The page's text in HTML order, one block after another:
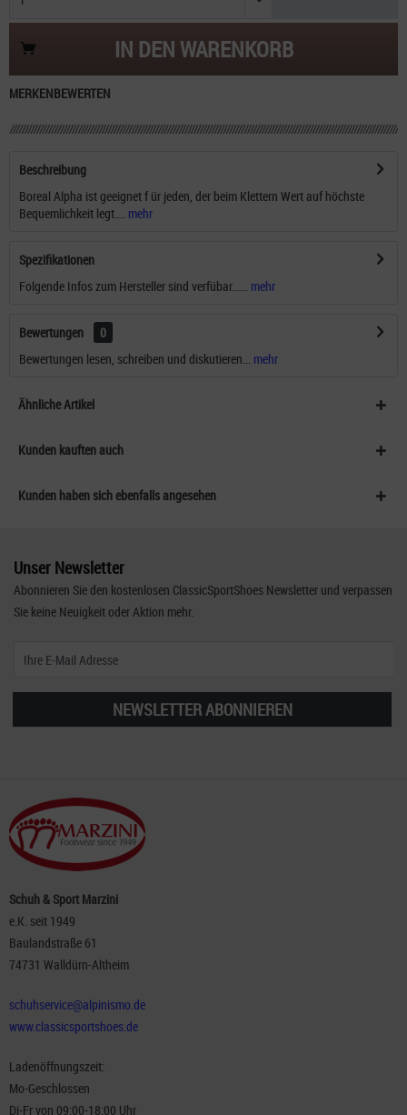
IN DENWARENKORB
MERKENBEWERTEN
Beschreibung
Boreal Alpha ist geeignet f ür jeden, der beim Klettern Wert auf höchste
Bequemlichkeit legt....
mehr
Spezifikationen
Folgende Infos zum Hersteller sind verfübar...... mehr
Bewertungen
0
Bewertungen lesen, schreiben und diskutieren...
mehr
Ähnliche Artikel
Kunden kauften auch
Kunden haben sich ebenfalls angesehen
Unser Newsletter
Abonnieren Sie den kostenlosen ClassicSportShoes Newsletter und verpassen
Sie keine Neuigkeit oder Aktion mehr.
NEWSLETTER ABONNIEREN
Schuh & Sport Marzini
e.K. seit 1949
Baulandstraße 61
74731 Walldürn-Altheim
schuhservice@alpinismo.de
www.classicsportshoes.de
Ladenöffnungszeit:
Mo-Geschlossen
Di-Fr von 09:00-18:00 Uhr